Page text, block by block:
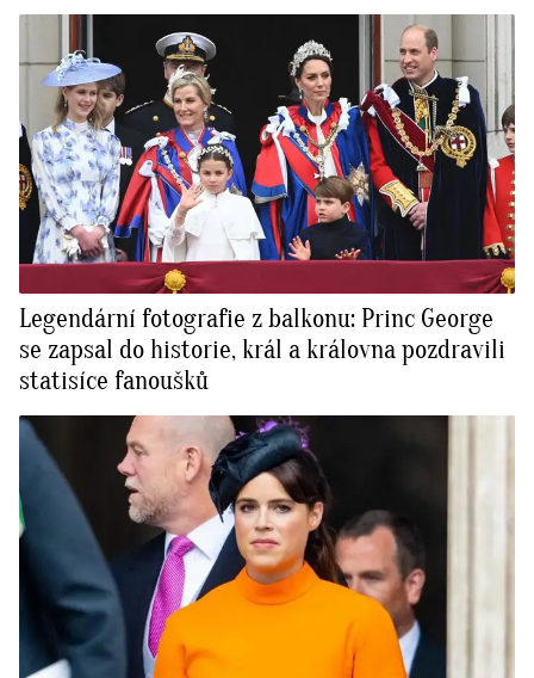
Legendární fotografie z balkonu: Princ George
se zapsal do historie, král a královna pozdravili
statisíce fanoušků